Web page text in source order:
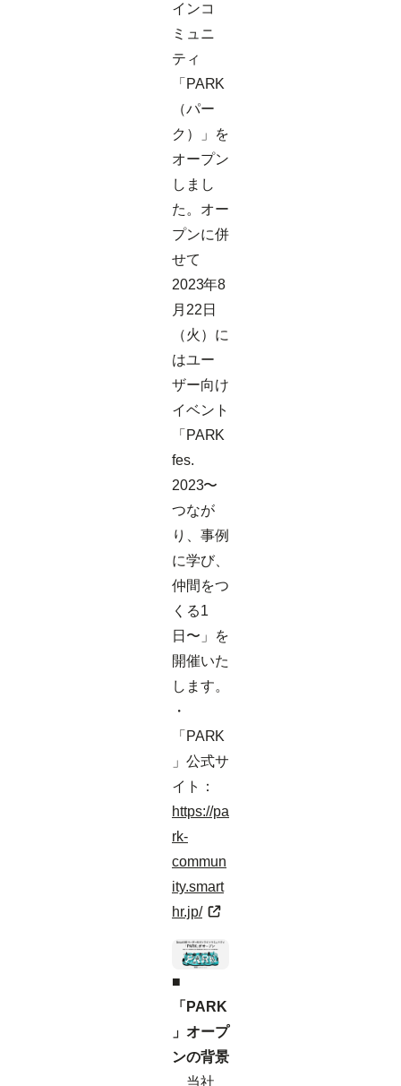
インコ
ミュニ
ティ
「PARK
（パー
ク）」を
オープン
しまし
た。オー
プンに併
せて
2023年8
月22日
（火）に
はユー
ザー向け
イベント
「PARK
fes.
2023〜
つなが
り、事例
に学び、
仲間をつ
くる1
日〜」を
開催いた
します。
・
「PARK
」公式サ
イト：
https://pa
rk-
commun
ity.smart
hr.jp/
■
「PARK
」オープ
ンの背景
当社